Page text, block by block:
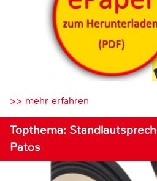
>> mehr erfahren
Topthema:
Patos